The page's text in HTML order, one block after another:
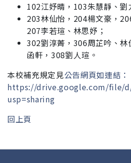
102江妤晴，103朱慧靜、劉
203林仙怡，204楊文豪，
207李若瑄、 林思妤 ；
302劉淳菁，306周芷吟、林
函軒， 308劉人瑄 。
本校補充規定見公告網頁如連結：
https://drive.google.com/file/d/
usp=sharing
回上頁